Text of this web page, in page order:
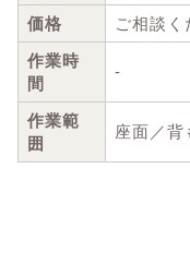
価格
ご相談く
作業時
間
-
作業範
囲
座面／背